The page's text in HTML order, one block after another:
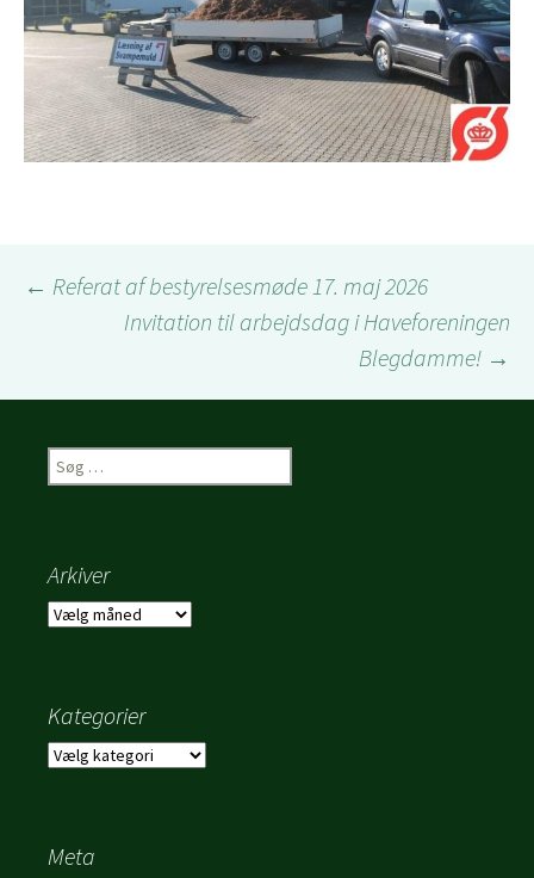
Indlægsnavigation
← Referat af bestyrelsesmøde 17. maj 2026
Invitation til arbejdsdag i Haveforeningen
Blegdamme! →
Søg
efter:
Arkiver
Arkiver
Kategorier
Kategorier
Meta